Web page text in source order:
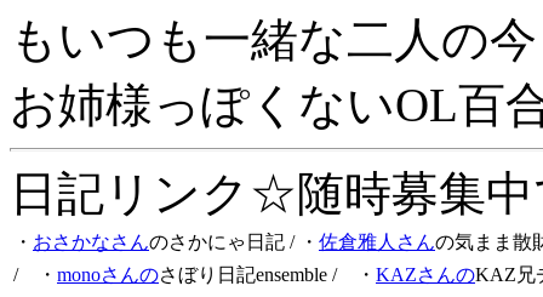
もいつも一緒な二人の
お姉様っぽくないOL百
日記リンク☆随時募集
・ おさかなさんのさかにゃ日記 / ・ 佐倉雅人さんの気まま散
/ ・ monoさんのさぼり日記ensemble / ・ KAZさんのKAZ兄